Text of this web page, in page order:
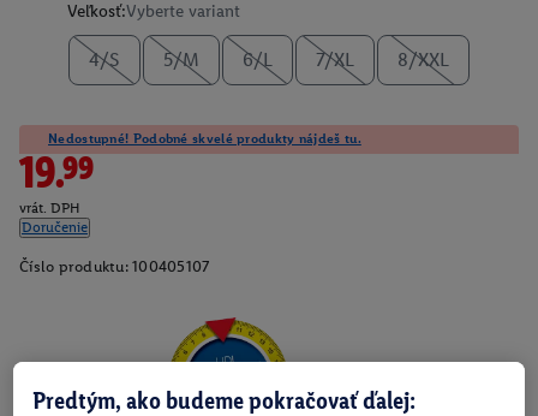
Veľkosť:Vyberte variant
4/S 5/M 6/L 7/XL 8/XXL
Nedostupné! Podobné skvelé produkty nájdeš tu.
19.99
vrát. DPH
Doručenie
Číslo produktu: 100405107
Predtým, ako budeme pokračovať ďalej: